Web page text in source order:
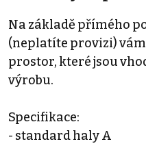
Na základě přímého
(neplatíte provizi)
prostor, které jsou
výrobu.
Specifikace:
- standard haly A